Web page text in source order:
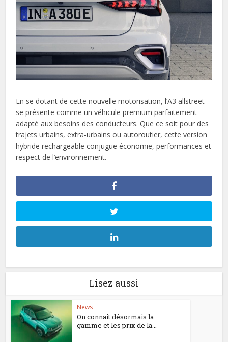
En se dotant de cette nouvelle motorisation, l’A3 allstreet
se présente comme un véhicule premium parfaitement
adapté aux besoins des conducteurs. Que ce soit pour des
trajets urbains, extra-urbains ou autoroutier, cette version
hybride rechargeable conjugue économie, performances et
respect de l’environnement.
Lisez aussi
News
On connait désormais la
gamme et les prix de la...